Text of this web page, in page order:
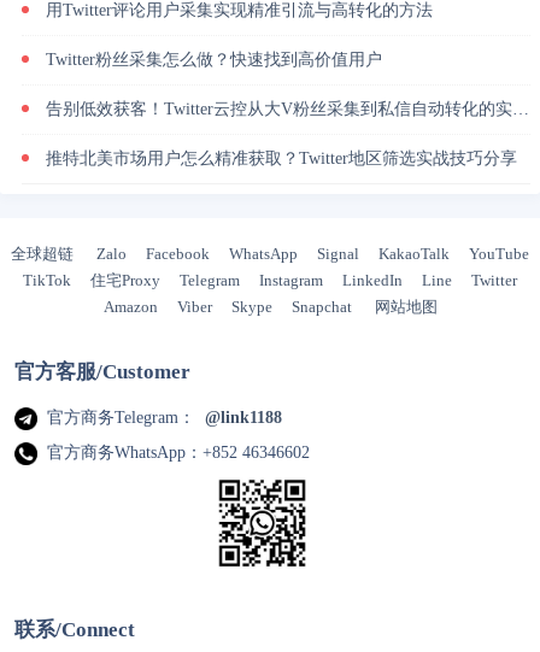
用Twitter评论用户采集实现精准引流与高转化的方法
Twitter粉丝采集怎么做？快速找到高价值用户
告别低效获客！Twitter云控从大V粉丝采集到私信自动转化的实操闭环
推特北美市场用户怎么精准获取？Twitter地区筛选实战技巧分享
全球超链 Zalo Facebook WhatsApp Signal KakaoTalk
YouTube
TikTok
住宅Proxy Telegram Instagram LinkedIn Line
Twitter
Amazon
Viber Skype Snapchat 网站地图
官方客服/Customer
官方商务Telegram：
@link1188
官方商务WhatsApp：+852 46346602
联系/Connect